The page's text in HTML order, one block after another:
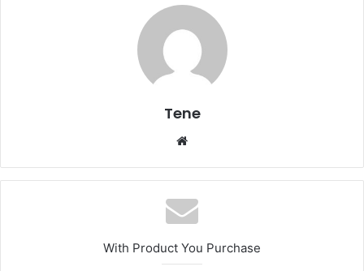
Tene
Website
With Product You Purchase